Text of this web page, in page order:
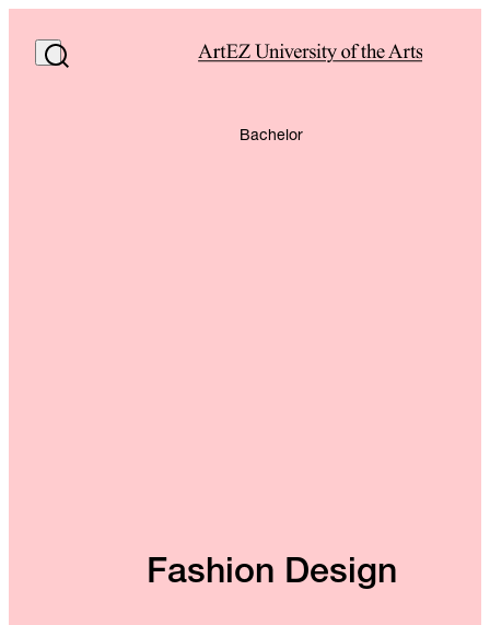
Bachelor
Fashion Design